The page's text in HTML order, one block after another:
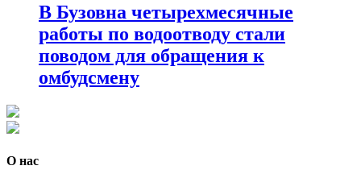
В Бузовна четырехмесячные
работы по водоотводу стали
поводом для обращения к
омбудсмену
О нас